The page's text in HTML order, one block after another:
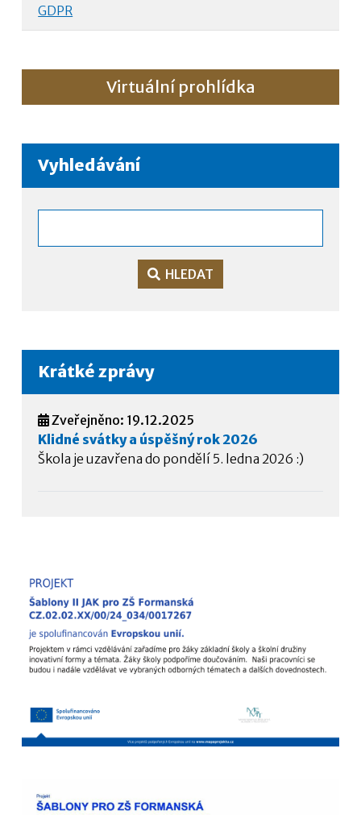
GDPR
Virtuální prohlídka
Vyhledávání
HLEDAT
Krátké zprávy
Zveřejněno: 19.12.2025
Klidné svátky a úspěšný rok 2026
Škola je uzavřena do pondělí 5. ledna 2026 :)